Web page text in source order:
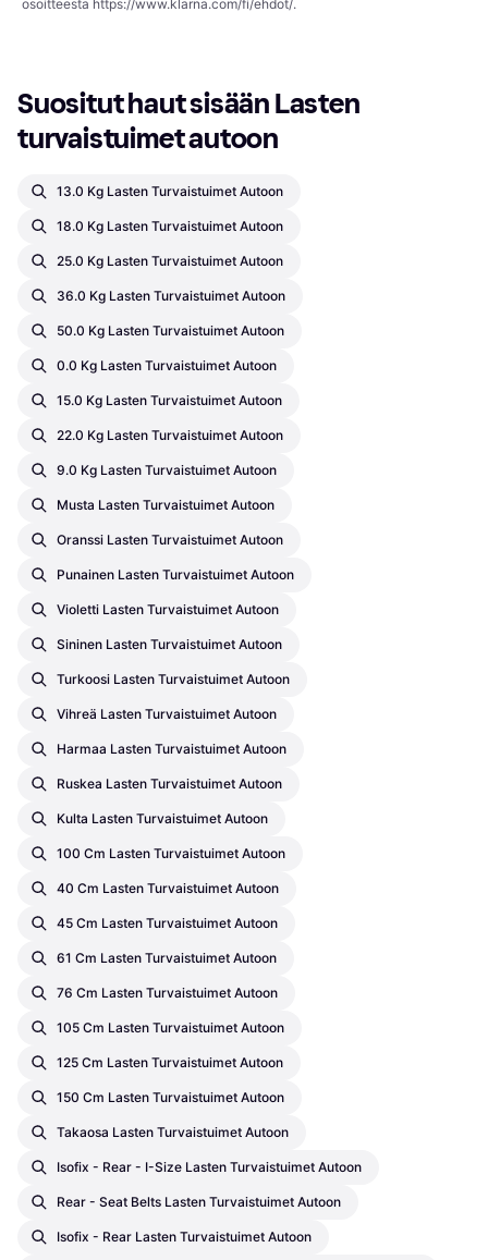
osoitteesta https://www.klarna.com/fi/ehdot/.
Suositut haut sisään Lasten
turvaistuimet autoon
13.0 Kg Lasten Turvaistuimet Autoon
18.0 Kg Lasten Turvaistuimet Autoon
25.0 Kg Lasten Turvaistuimet Autoon
36.0 Kg Lasten Turvaistuimet Autoon
50.0 Kg Lasten Turvaistuimet Autoon
0.0 Kg Lasten Turvaistuimet Autoon
15.0 Kg Lasten Turvaistuimet Autoon
22.0 Kg Lasten Turvaistuimet Autoon
9.0 Kg Lasten Turvaistuimet Autoon
Musta Lasten Turvaistuimet Autoon
Oranssi Lasten Turvaistuimet Autoon
Punainen Lasten Turvaistuimet Autoon
Violetti Lasten Turvaistuimet Autoon
Sininen Lasten Turvaistuimet Autoon
Turkoosi Lasten Turvaistuimet Autoon
Vihreä Lasten Turvaistuimet Autoon
Harmaa Lasten Turvaistuimet Autoon
Ruskea Lasten Turvaistuimet Autoon
Kulta Lasten Turvaistuimet Autoon
100 Cm Lasten Turvaistuimet Autoon
40 Cm Lasten Turvaistuimet Autoon
45 Cm Lasten Turvaistuimet Autoon
61 Cm Lasten Turvaistuimet Autoon
76 Cm Lasten Turvaistuimet Autoon
105 Cm Lasten Turvaistuimet Autoon
125 Cm Lasten Turvaistuimet Autoon
150 Cm Lasten Turvaistuimet Autoon
Takaosa Lasten Turvaistuimet Autoon
Isofix - Rear - I-Size Lasten Turvaistuimet Autoon
Rear - Seat Belts Lasten Turvaistuimet Autoon
Isofix - Rear Lasten Turvaistuimet Autoon